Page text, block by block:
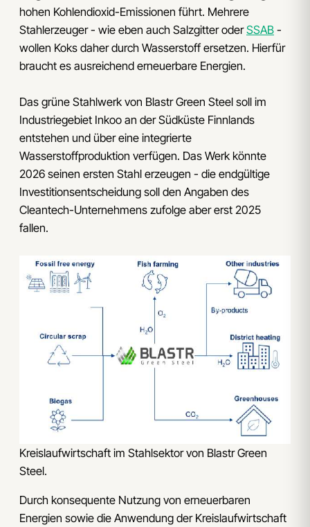
hohen Kohlendioxid-Emissionen führt. Mehrere
Stahlerzeuger - wie eben auch Salzgitter oderSSAB -
wollen Koks daher durch Wasserstoff ersetzen. Hierfür
braucht es ausreichend erneuerbare Energien.
Das grüne Stahlwerk von Blastr Green Steel soll im
Industriegebiet Inkoo an der Südküste Finnlands
entstehen und über eine integrierte
Wasserstoffproduktion verfügen. Das Werk könnte
2026 seinen ersten Stahl erzeugen - die endgültige
Investitionsentscheidung soll den Angaben des
Cleantech-Unternehmens zufolge aber erst 2025
fallen.
Kreislaufwirtschaft im Stahlsektor von Blastr Green
Steel.
Durch konsequente Nutzung von erneuerbaren
Energien sowie die Anwendung der Kreislaufwirtschaft